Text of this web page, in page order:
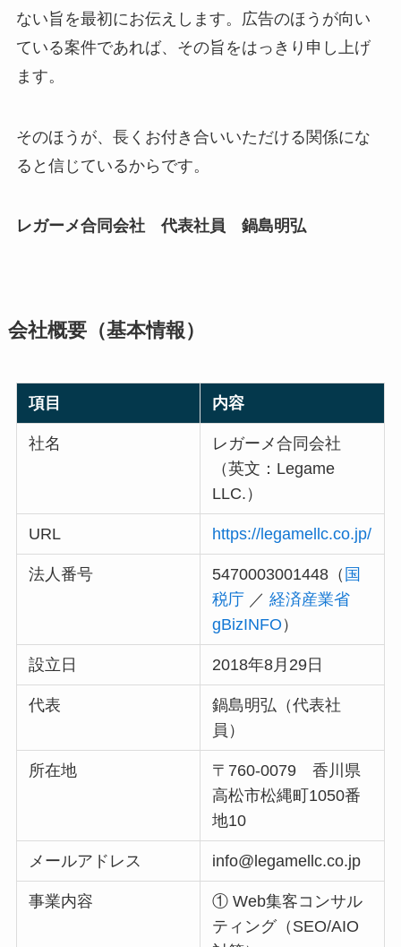
ない旨を最初にお伝えします。広告のほうが向い
ている案件であれば、その旨をはっきり申し上げ
ます。
そのほうが、長くお付き合いいただける関係にな
ると信じているからです。
レガーメ合同会社 代表社員 鍋島明弘
会社概要（基本情報）
項目 内容
社名
レガーメ合同会社
（英文：Legame
LLC.）
URL https://legamellc.co.jp/
法人番号 5470003001448（ 国
税庁 ／経済産業省
gBizINFO ）
設立日 2018年8月29日
代表
鍋島明弘（代表社
員）
所在地
〒760-0079 香川県
高松市松縄町1050番
地10
メールアドレス info@legamellc.co.jp
事業内容
① Web集客コンサル
ティング（SEO/AIO